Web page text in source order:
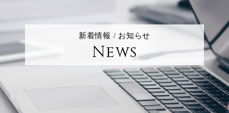
新着情報 / お知らせ
News